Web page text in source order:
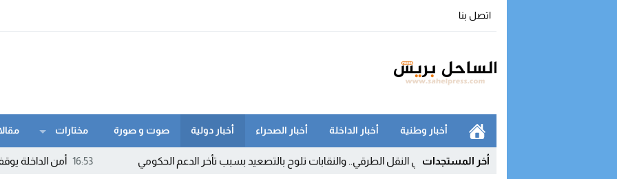
اتصل بنا
أخبار وطنية أخبار الداخلة أخبار الصحراء أخبار دولية صوت و صورة مختارات
أخر المستجدات 16:53 أمن الداخلة يوقف مبحوثا عنه المحروقات يفجر غضب مهنيي النقل الطرقي.. والنقابات تلوح بالتصعيد بسبب تأخر الدعم الحكومي